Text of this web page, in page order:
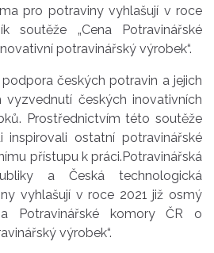
pro potraviny vyhlašují v roce
soutěže „Cena Potravinářské
potravinářský výrobek“.
českých potravin a jejich
českých inovativních
Prostřednictvím této soutěže
ostatní potravinářské
přístupu k práci.Potravinářská
a Česká technologická
vyhlašují v roce 2021 již osmý
Potravinářské komory ČR o
výrobek“.